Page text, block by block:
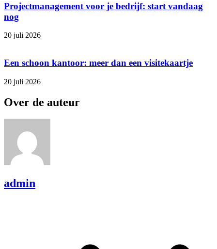
Projectmanagement voor je bedrijf: start vandaag
nog
20 juli 2026
Een schoon kantoor: meer dan een visitekaartje
20 juli 2026
Over de auteur
admin